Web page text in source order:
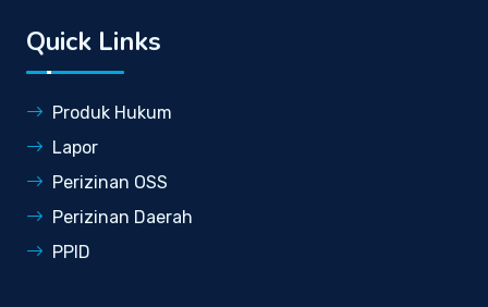
Quick Links
Produk Hukum
Lapor
Perizinan OSS
Perizinan Daerah
PPID